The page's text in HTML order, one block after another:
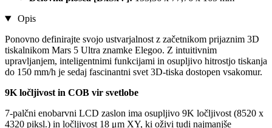
Opis
Ponovno definirajte svojo ustvarjalnost z začetnikom prijaznim 3D
tiskalnikom Mars 5 Ultra znamke Elegoo. Z intuitivnim
upravljanjem, inteligentnimi funkcijami in osupljivo hitrostjo tiskanja
do 150 mm/h je sedaj fascinantni svet 3D-tiska dostopen vsakomur.
9K ločljivost in COB vir svetlobe
7-palčni enobarvni LCD zaslon ima osupljivo 9K ločljivost (8520 x
4320 piksl.) in ločljivost 18 μm XY, ki oživi tudi najmanjše